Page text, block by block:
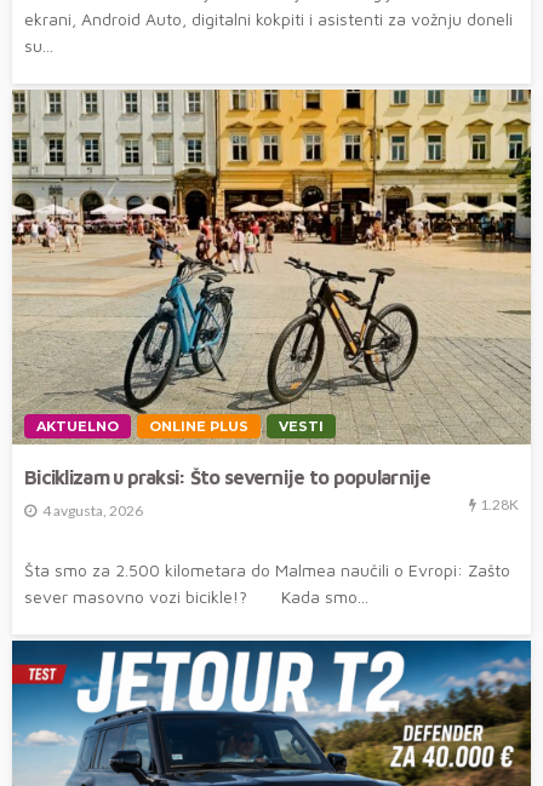
ekrani, Android Auto, digitalni kokpiti i asistenti za vožnju doneli
su...
AKTUELNO ONLINE PLUS VESTI
Biciklizam u praksi: Što severnije to popularnije
4 avgusta, 2026 1.28K
Šta smo za 2.500 kilometara do Malmea naučili o Evropi: Zašto
sever masovno vozi bicikle!? Kada smo...